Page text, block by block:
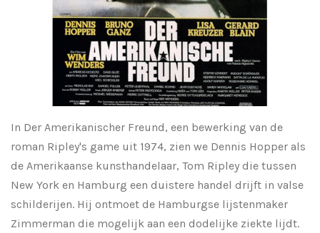
In Der Amerikanischer Freund, een bewerking van de
roman Ripley's game uit 1974, zien we Dennis Hopper als
de Amerikaanse kunsthandelaar, Tom Ripley die tussen
New York en Hamburg een duistere handel drijft in valse
schilderijen. Hij ontmoet de Hamburgse lijstenmaker
Zimmerman die mogelijk aan een dodelijke ziekte lijdt.